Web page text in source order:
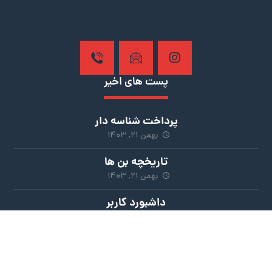
پست های اخیر
پرداخت شناسه دار
بهمن ۲۱, ۱۴۰۳
تاریخچه بن ها
بهمن ۲۱, ۱۴۰۳
داشبورد کاربر